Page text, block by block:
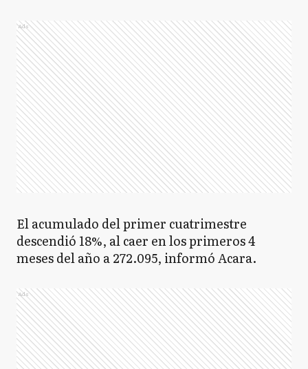
Ads
El acumulado del primer cuatrimestre
descendió 18%, al caer en los primeros 4
meses del año a 272.095, informó Acara.
Ads